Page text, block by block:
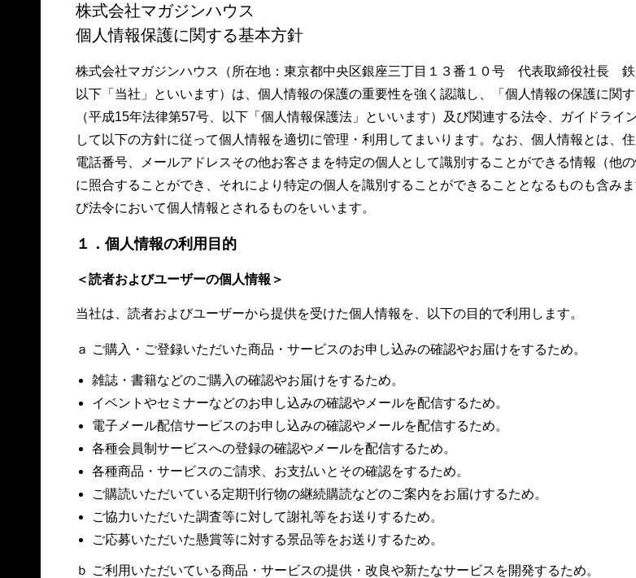
株式会社マガジンハウス
個人情報保護に関する基本方針
株式会社マガジンハウス（所在地：東京都中央区銀座三丁目１３番１０号 代表取締役社長
以下「当社」といいます）は、個人情報の保護の重要性を強く認識し、「個人情報の保護に関す
（平成15年法律第57号、以下「個人情報保護法」といいます）及び関連する法令、ガイドライ
して以下の方針に従って個人情報を適切に管理・利用してまいります。なお、個人情報とは、住
電話番号、メールアドレスその他お客さまを特定の個人として識別することができる情報（他
に照合することができ、それにより特定の個人を識別することができることとなるものも含み
び法令において個人情報とされるものをいいます。
１．個人情報の利用目的
＜読者およびユーザーの個人情報＞
当社は、読者およびユーザーから提供を受けた個人情報を、以下の目的で利用します。
ａ ご購入・ご登録いただいた商品・サービスのお申し込みの確認やお届けをするため。
雑誌・書籍などのご購入の確認やお届けをするため。
イベントやセミナーなどのお申し込みの確認やメールを配信するため。
電子メール配信サービスのお申し込みの確認やメールを配信するため。
各種会員制サービスへの登録の確認やメールを配信するため。
各種商品・サービスのご請求、お支払いとその確認をするため。
ご購読いただいている定期刊行物の継続購読などのご案内をお届けするため。
ご協力いただいた調査等に対して謝礼等をお送りするため。
ご応募いただいた懸賞等に対する景品等をお送りするため。
ｂ ご利用いただいている商品・サービスの提供・改良や新たなサービスを開発するため。